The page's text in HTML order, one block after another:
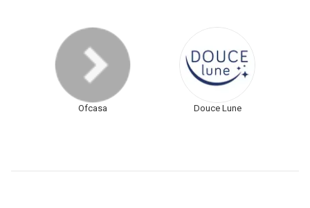
Ofcasa Douce Lune